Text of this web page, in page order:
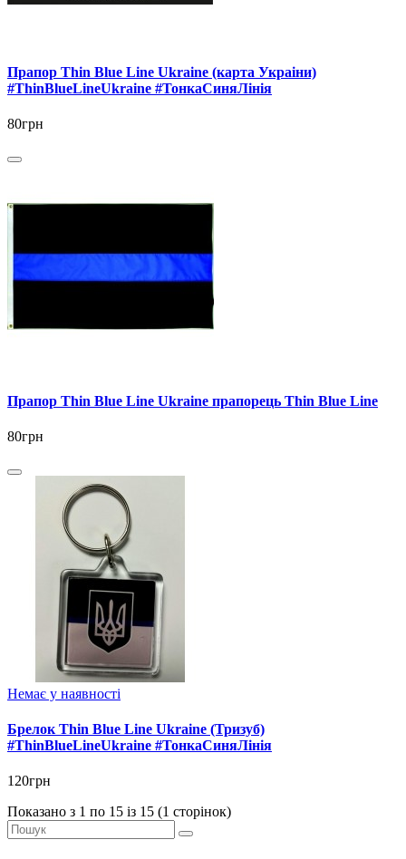
Прапор Thin Blue Line Ukraine (карта Украіни)
#ThinBlueLineUkraine #ТонкаСиняЛінія
80грн
Прапор Thin Blue Line Ukraine прапорець Thin Blue Line
80грн
Немає у наявності
Брелок Thin Blue Line Ukraine (Тризуб)
#ThinBlueLineUkraine #ТонкаСиняЛінія
120грн
Показано з 1 по 15 із 15 (1 сторінок)